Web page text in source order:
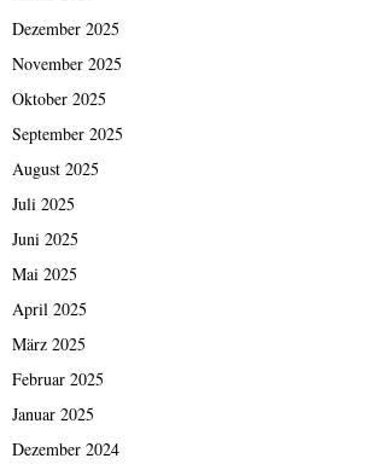
Dezember 2025
November 2025
Oktober 2025
September 2025
August 2025
Juli 2025
Juni 2025
Mai 2025
April 2025
März 2025
Februar 2025
Januar 2025
Dezember 2024